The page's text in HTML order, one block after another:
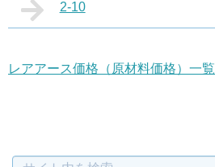
2-10
レアアース価格（原材料価格）一覧